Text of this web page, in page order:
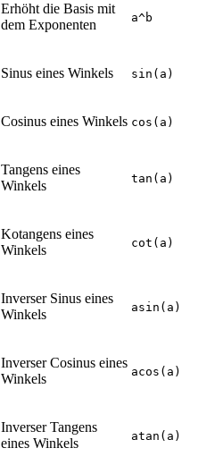
Erhöht die Basis mit
dem Exponenten
a^b
Sinus eines Winkels sin(a)
Cosinus eines Winkels cos(a)
Tangens eines
Winkels
tan(a)
Kotangens eines
Winkels
cot(a)
Inverser Sinus eines
Winkels
asin(a)
Inverser Cosinus eines
Winkels
acos(a)
Inverser Tangens
eines Winkels
atan(a)